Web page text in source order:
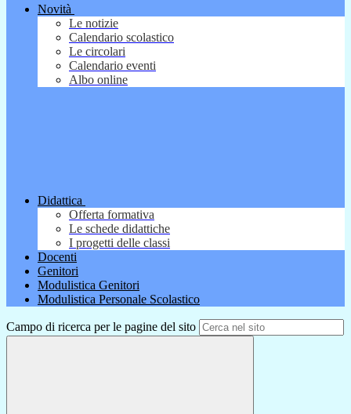
Novità
Le notizie
Calendario scolastico
Le circolari
Calendario eventi
Albo online
Didattica
Offerta formativa
Le schede didattiche
I progetti delle classi
Docenti
Genitori
Modulistica Genitori
Modulistica Personale Scolastico
Campo di ricerca per le pagine del sito